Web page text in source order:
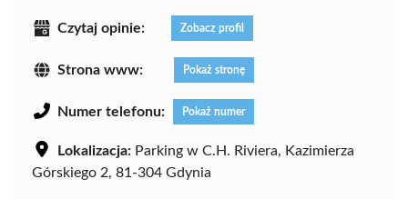
Czytaj opinie: Zobacz profil
Strona www: Pokaż stronę
Numer telefonu: Pokaż numer
Lokalizacja: Parking w C.H. Riviera, Kazimierza
Górskiego 2, 81-304 Gdynia